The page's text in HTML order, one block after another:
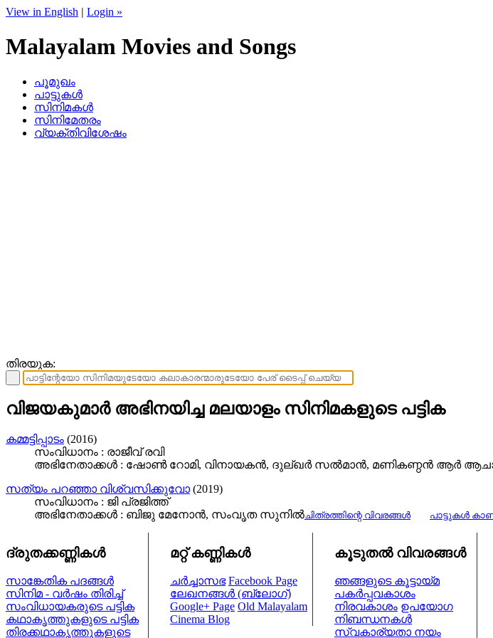
View in English | Login »
Malayalam Movies and Songs
പൂമുഖം
പാട്ടുകള്‍
സിനിമകള്‍
സിനിമേതരം
വ്യക്തിവിശേഷം
തിരയുക:
വിജയകുമാർ അഭിനയിച്ച മലയാളം സിനിമകളുടെ പട്ടിക
കമ്മട്ടിപ്പാടം (2016)
സംവിധാനം : രാജീവ് രവി
അഭിനേതാക്കള്‍ : ഷോണ്‍ റോമി, വിനായകൻ, ദുല്ഖര്‍ സല്‍മാന്‍, മണികണ്ഠൻ ആർ
സത്യം പറഞ്ഞാ വിശ്വസിക്കുവോ (2019)
സംവിധാനം : ജി പ്രജിത്ത്
അഭിനേതാക്കള്‍ : ബിജു മേനോന്‍, സംവൃത സുനിൽ ചിത്രത്തിന്റെ വിവരങ്ങള്‍ പാട്ടുകള്‍
ദ്രുതക്കണ്ണികള്‍
സാങ്കേതിക പദങ്ങള്‍
സിനിമ - വര്‍ഷം തിരിച്ച്
സംവിധായകരുടെ പട്ടിക
കഥാകൃത്തുകളുടെ പട്ടിക
തിരക്കഥാകൃത്തുകളുടെ
മറ്റ് കണ്ണികള്‍
ചര്‍ച്ചാസഭ Facebook Page
ലേഖനങ്ങള്‍ (ബ്ലോഗ്)
Google+ Page Old Malayalam
Cinema Blog
കൂടുതല്‍ വിവരങ്ങള്‍
ഞങ്ങളുടെ കൂട്ടായ്മ
പകര്‍പ്പവകാശം
നിരവകാശം ഉപയോഗ
നിബന്ധനകള്‍
സ്വകാര്യതാ നയം